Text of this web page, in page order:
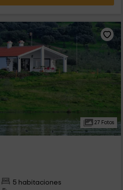
27 Fotos
5 habitaciones